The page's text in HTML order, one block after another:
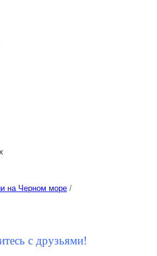
на Черном море /
с друзьями!